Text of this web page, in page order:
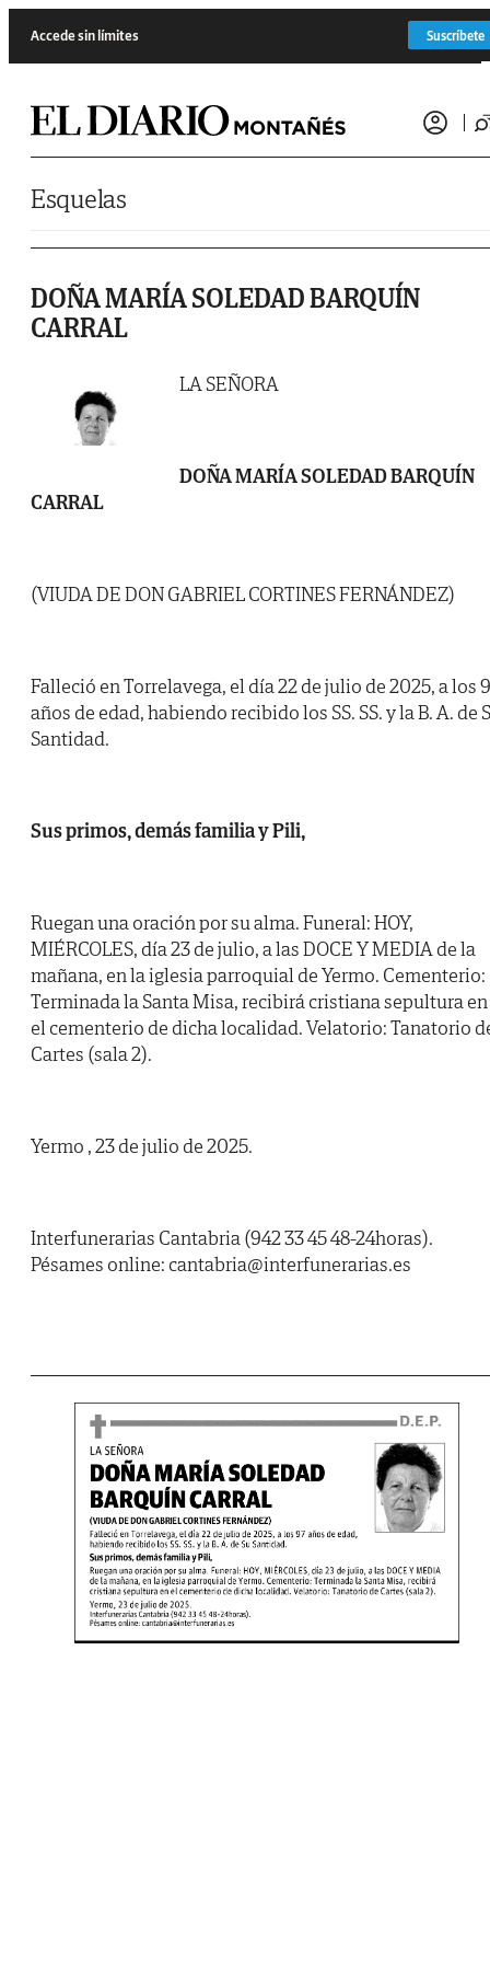
Accede sin límites Suscríbete
Esquelas
DOÑA MARÍA SOLEDAD BARQUÍN
CARRAL
LA SEÑORA
DOÑA MARÍA SOLEDAD BARQUÍN
CARRAL
(VIUDA DE DON GABRIEL CORTINES FERNÁNDEZ)
Falleció en Torrelavega, el día 22 de julio de 2025, a los
años de edad, habiendo recibido los SS. SS. y la B. A. de
Santidad.
Sus primos, demás familia y Pili,
Ruegan una oración por su alma. Funeral: HOY,
MIÉRCOLES, día 23 de julio, a las DOCE Y MEDIA de la
mañana, en la iglesia parroquial de Yermo. Cementerio:
Terminada la Santa Misa, recibirá cristiana sepultura en
el cementerio de dicha localidad. Velatorio: Tanatorio
Cartes (sala 2).
Yermo , 23 de julio de 2025.
Interfunerarias Cantabria (942 33 45 48-24horas).
Pésames online: cantabria@interfunerarias.es